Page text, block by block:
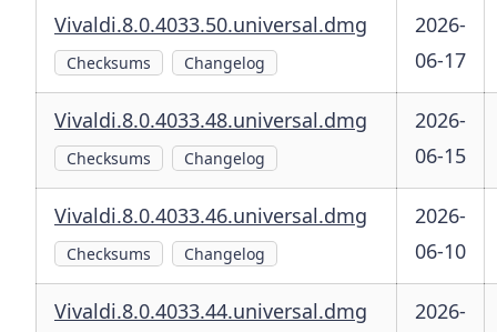
Vivaldi.8.0.4033.50.universal.dmg
Checksums Changelog
2026-
06-17
Vivaldi.8.0.4033.48.universal.dmg
Checksums Changelog
2026-
06-15
Vivaldi.8.0.4033.46.universal.dmg
Checksums Changelog
2026-
06-10
Vivaldi.8.0.4033.44.universal.dmg
2026-